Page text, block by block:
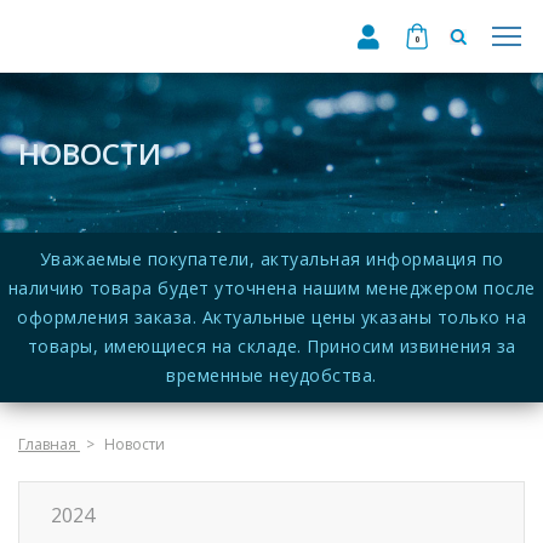
0
НОВОСТИ
Уважаемые покупатели, актуальная информация по
наличию товара будет уточнена нашим менеджером после
оформления заказа. Актуальные цены указаны только на
товары, имеющиеся на складе. Приносим извинения за
временные неудобства.
Главная Новости
2024